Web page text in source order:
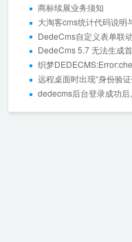
商标续展业务须知
大淘客cms统计代码说明
DedeCms自定义表单联
DedeCms 5.7 无法生成
织梦
远程桌面时出现“身份验
dedecms后台登录成功